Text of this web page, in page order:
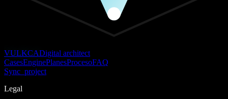
VULKCADigital architect
CasesEnginePlanesProcesoFAQ
Sync_project
Legal